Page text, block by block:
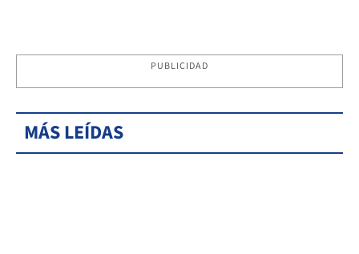
PUBLICIDAD
MÁS LEÍDAS